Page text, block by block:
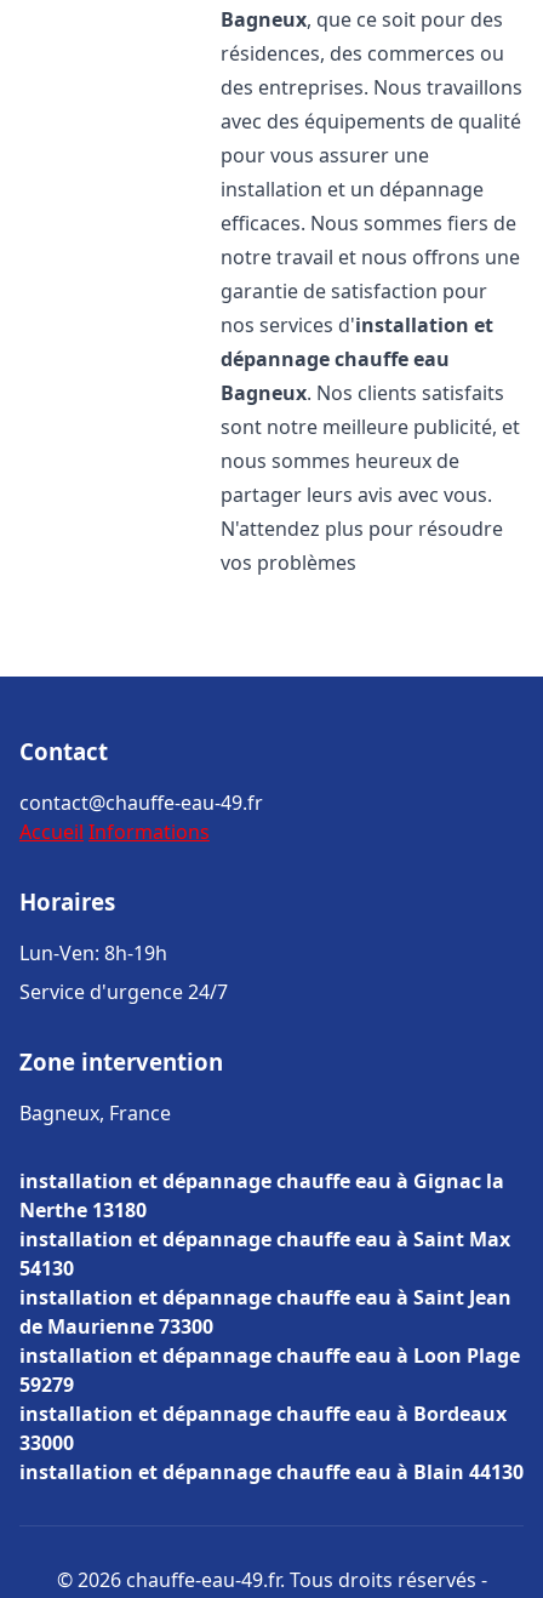
Bagneux, que ce soit pour des
résidences, des commerces ou
des entreprises. Nous travaillons
avec des équipements de qualité
pour vous assurer une
installation et un dépannage
efficaces. Nous sommes fiers de
notre travail et nous offrons une
garantie de satisfaction pour
nos services d'installation et
dépannage chauffe eau
Bagneux. Nos clients satisfaits
sont notre meilleure publicité, et
nous sommes heureux de
partager leurs avis avec vous.
N'attendez plus pour résoudre
vos problèmes
Contact
contact@chauffe-eau-49.fr
Accueil Informations
Horaires
Lun-Ven: 8h-19h
Service d'urgence 24/7
Zone intervention
Bagneux, France
installation et dépannage chauffe eau à Gignac la
Nerthe 13180
installation et dépannage chauffe eau à Saint Max
54130
installation et dépannage chauffe eau à Saint Jean
de Maurienne 73300
installation et dépannage chauffe eau à Loon Plage
59279
installation et dépannage chauffe eau à Bordeaux
33000
installation et dépannage chauffe eau à Blain 44130
© 2026 chauffe-eau-49.fr. Tous droits réservés -